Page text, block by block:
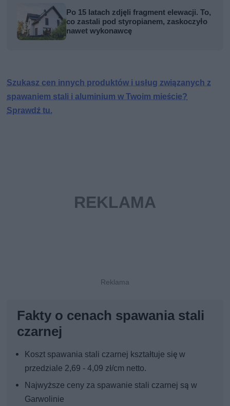
Po 15 latach zdjęli fragment elewacji. To,
co zastali pod styropianem, zaskoczyło
nawet wykonawcę
Szukasz cen innych produktów i usług związanych z
spawaniem stali i aluminium w Twoim mieście?
Sprawdź tu.
Fakty o cenach spawania stali
czarnej
Koszt spawania stali czarnej kształtuje się w
przedziale 2,69 - 4,09 zł/cm netto.
Najwyższe ceny za spawanie stali czarnej są w
Garwolinie